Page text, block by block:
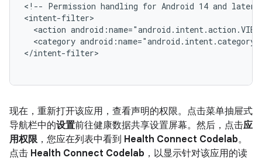
<!-- Permission handling for Android 14 and later
<intent-filter>
<action
<category
</intent-filter>
现在，重新打开该应用，查看声明的权限。点击菜单抽屉式
导航栏中的设置前往健康数据共享设置屏幕。然后，点击应
用权限，您应在列表中看到 Health Connect Codelab。
点击 Health Connect Codelab ，以显示针对该应用的读